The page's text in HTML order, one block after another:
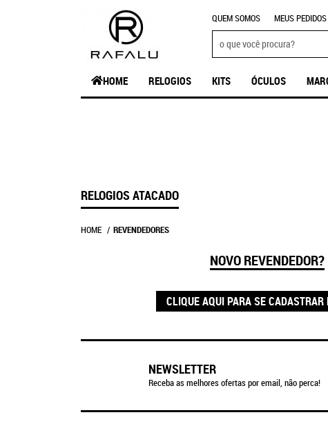
QUEM SOMOS MEUS PEDIDOS
HOME RELOGIOS KITS ÓCULOS
RELOGIOS ATACADO
HOME REVENDEDORES
NOVO REVENDEDOR?
CLIQUE AQUI PARA SE
NEWSLETTER
Receba as melhores ofertas por email, não perca!